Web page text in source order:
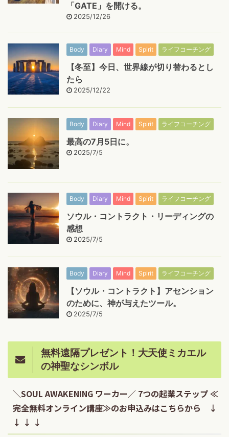
「GATE」を開ける。
2025/12/26
Body Diary Mind Spirit ライフコーチング
【冬至】今日、世界線が切り替わるとし
たら
2025/12/22
Body Diary Mind Spirit ライフコーチング
最高の7月5日に。
2025/7/5
Body Diary Mind Spirit ライフコーチング
ソウル・コントラクト・リーディングの
感想
2025/7/5
Body Diary Mind Spirit ライフコーチング
【ソウル・コントラクト】アセンション
のために、神が与えたツール。
2025/7/5
無料遠隔プレゼント！大天使ミカエル
の神聖なシンボル
＼SOUL AWAKENING ワーカー／ 7つの起業ステップ ≪
完全無料オンライン講座≫のお申込みはこちらから ↓
↓ ↓ ↓